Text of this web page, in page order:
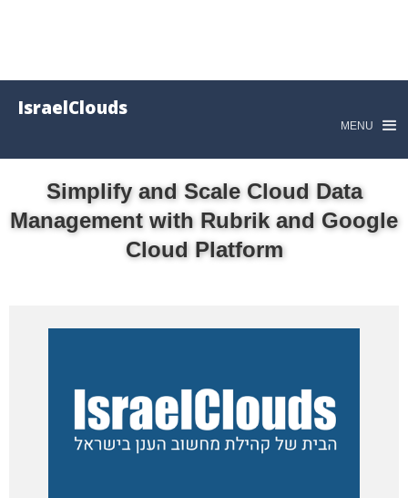
IsraelClouds
MENU
Simplify and Scale Cloud Data
Management with Rubrik and Google
Cloud Platform